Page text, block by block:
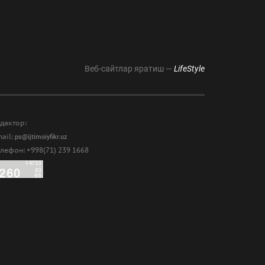
Веб-сайтлар яратиш — LifeStyle
ps@ijtimoiyfikr.uz
+998(71) 239 1668